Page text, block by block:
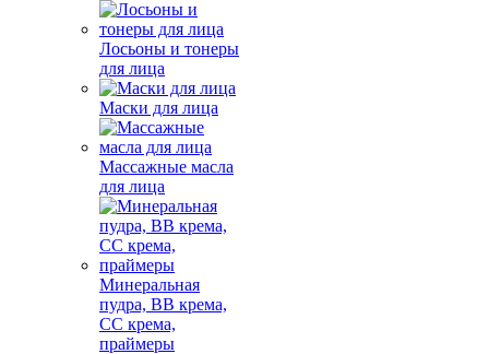
Лосьоны и тонеры
для лица
Маски для лица
Массажные масла
для лица
Минеральная
пудра, BB крема,
СС крема,
праймеры